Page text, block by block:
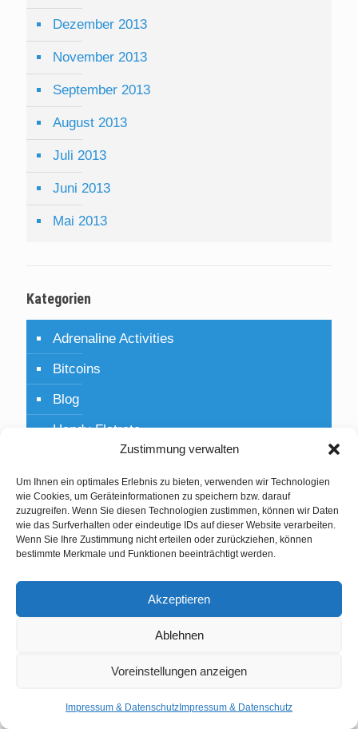
Zustimmung verwalten
Um Ihnen ein optimales Erlebnis zu bieten, verwenden wir Technologien
wie Cookies, um Geräteinformationen zu speichern bzw. darauf
zuzugreifen. Wenn Sie diesen Technologien zustimmen, können wir Daten
wie das Surfverhalten oder eindeutige IDs auf dieser Website verarbeiten.
Wenn Sie Ihre Zustimmung nicht erteilen oder zurückziehen, können
bestimmte Merkmale und Funktionen beeinträchtigt werden.
Akzeptieren
Ablehnen
Voreinstellungen anzeigen
Impressum & Datenschutz Impressum & Datenschutz
Dezember 2013
November 2013
September 2013
August 2013
Juli 2013
Juni 2013
Mai 2013
Kategorien
Adrenaline Activities
Bitcoins
Blog
Handy Flatrate
Mobile
Musik
News
Photography
Stromwechsel mit Praemie
Teamwork event